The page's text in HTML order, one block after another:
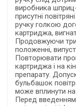
виробника
присутні
ручку голкою
картриджа,
Продовжуючи
положенні,
Повторювати
картриджа і на
препарату.
бульбашок
може вплинути на
Перед введенням